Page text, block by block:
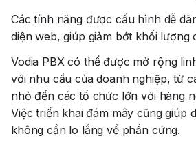
Các tính năng được cấu hình dễ
diện web, giúp giảm bớt khối lượng
Vodia PBX có thể được mở rộng
với nhu cầu của doanh nghiệp, từ
nhỏ đến các tổ chức lớn với hàng
Việc triển khai đám mây cũng giúp
không cần lo lắng về phần cứng.